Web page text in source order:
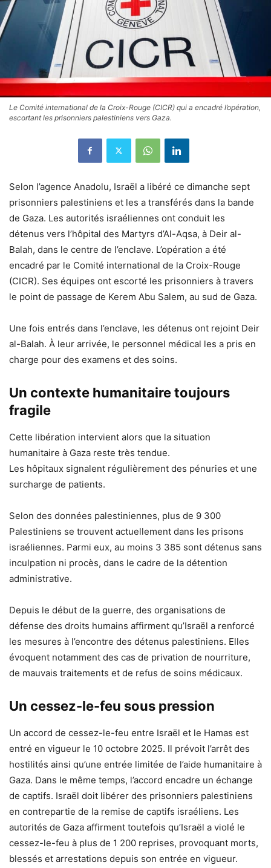
Le Comité international de la Croix-Rouge (CICR) qui a encadré l’opération,
escortant les prisonniers palestiniens vers Gaza.
Selon l’agence Anadolu, Israël a libéré ce dimanche sept
prisonniers palestiniens et les a transférés dans la bande
de Gaza. Les autorités israéliennes ont conduit les
détenus vers l’hôpital des Martyrs d’Al-Aqsa, à Deir al-
Balah, dans le centre de l’enclave. L’opération a été
encadré par le Comité international de la Croix-Rouge
(CICR). Ses équipes ont escorté les prisonniers à travers
le point de passage de Kerem Abu Salem, au sud de Gaza.
Une fois entrés dans l’enclave, les détenus ont rejoint Deir
al-Balah. À leur arrivée, le personnel médical les a pris en
charge pour des examens et des soins.
Un contexte humanitaire toujours
fragile
Cette libération intervient alors que la situation
humanitaire à Gaza reste très tendue.
Les hôpitaux signalent régulièrement des pénuries et une
surcharge de patients.
Selon des données palestiniennes, plus de 9 300
Palestiniens se trouvent actuellement dans les prisons
israéliennes. Parmi eux, au moins 3 385 sont détenus sans
inculpation ni procès, dans le cadre de la détention
administrative.
Depuis le début de la guerre, des organisations de
défense des droits humains affirment qu’Israël a renforcé
les mesures à l’encontre des détenus palestiniens. Elles
évoquent notamment des cas de privation de nourriture,
de mauvais traitements et de refus de soins médicaux.
Un cessez-le-feu sous pression
Un accord de cessez-le-feu entre Israël et le Hamas est
entré en vigueur le 10 octobre 2025. Il prévoit l’arrêt des
hostilités ainsi qu’une entrée limitée de l’aide humanitaire à
Gaza. Dans le même temps, l’accord encadre un échange
de captifs. Israël doit libérer des prisonniers palestiniens
en contrepartie de la remise de captifs israéliens. Les
autorités de Gaza affirment toutefois qu’Israël a violé le
cessez-le-feu à plus de 1 200 reprises, provoquant morts,
blessés et arrestations depuis son entrée en vigueur.